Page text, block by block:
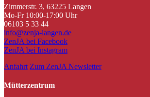
Zimmerstr. 3, 63225 Langen
Mo-Fr 10:00-17:00 Uhr
06103 5 33 44
info@zenja-langen.de
ZenJA bei Facebook
ZenJA bei Instagram
Anfahrt Zum ZenJA Newsletter
Mütterzentrum